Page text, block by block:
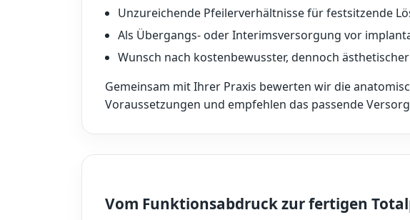
Unzureichende Pfeilerverhältnisse für festsitzende
Als Übergangs- oder Interimsversorgung vor
Wunsch nach kostenbewusster, dennoch
Gemeinsam mit Ihrer Praxis bewerten wir die
Voraussetzungen und empfehlen das passende
Vom Funktionsabdruck zur fertigen